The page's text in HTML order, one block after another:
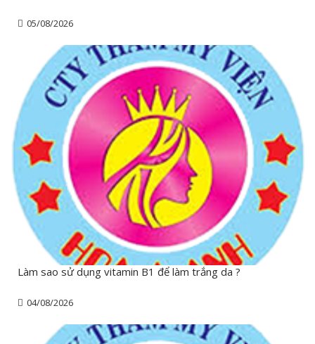
05/08/2026
Làm sao sử dụng vitamin B1 để làm trắng da ?
04/08/2026